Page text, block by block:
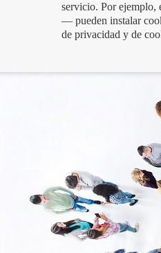
con tu entidad
servicio. Por ejemplo,
— pueden instalar
de privacidad y de